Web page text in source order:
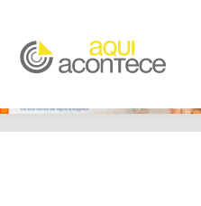
googleb82de9a22cec23e8.html